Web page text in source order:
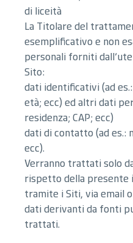
di liceità
La Titolare del
esemplificativo e non
personali forniti
Sito:
dati identificativi (ad
età; ecc) ed altri dati
residenza; CAP; ecc)
dati di contatto (ad es.:
ecc).
Verranno trattati solo
rispetto della
tramite i Siti, via email
dati derivanti da fonti
trattati.